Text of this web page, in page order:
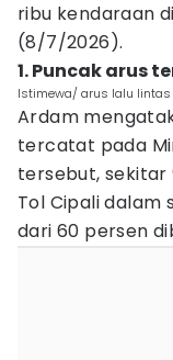
ribu kendaraan
(8/7/2026).
1. Puncak arus
Istimewa/ arus lalu lintas
Ardam
tercatat pada
tersebut, sekitar
Tol Cipali dalam
dari 60 persen